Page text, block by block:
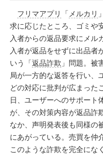
フリマアプリ 「 メルカリ
求に応じたところ、ゴミや
入者からの返品要求にメル
入者が返品をせずに出品者
いう「返品詐欺 」問題。被
局が一方的な返答を行い、
どの対応に批判が広まった
日、ユーザーへのサポート
が、その対策内容が返品詐
なか、声明発表後も同様の
にあがっている。売買を仲
このような詐欺を完全にな